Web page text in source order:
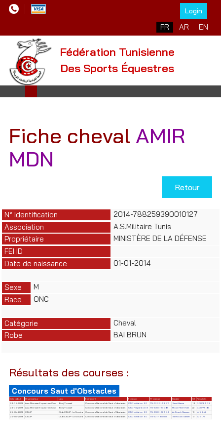
Login
Sélectionnez votre
FR AR EN
Fédération Tunisienne
Des Sports Équestres
Fiche cheval AMIR
MDN
Retour
N° Identification
2014-788259390010127
Association
A.S.Militaire Tunis
Propriétaire
MINISTÈRE DE LA DÉFENSE
FEI ID
Date de naissance
01-01-2014
Sexe
M
Race
ONC
Catégorie
Cheval
Robe
BAI BRUN
Résultats des courses :
Concours Saut d'Obstacles
Date début Organisateur Lieu Evènement Epreuve N° License Cavalier Clt
Résultats
24-05-2026
Ass. Alforssan Equestrian Club Borj Youssef Concours National de Saut d'obstacles CSO Initiation 60 TN-1999-56813 Sassi Hamza 14
0.00/65.79
24-05-2026
Ass. Alforssan Equestrian Club Borj Youssef Concours National de Saut d'obstacles CSO Préparatoire II TN-2009-29481 Rouis Med Khalil 22
4.00/75.89
25-04-2026
CSUIP Club CSUIP- La Soukra Concours National de Saut d'Obstacles CSO Initiation 60 TN-2009-26584 Al Atrach Rawsem 13
4/59.42
25-04-2026
CSUIP Club CSUIP- La Soukra Concours National de Saut d'Obstacles CSO Initiation 60 TN-2011-90801 Barhoumi Sameh 13 4/61.78